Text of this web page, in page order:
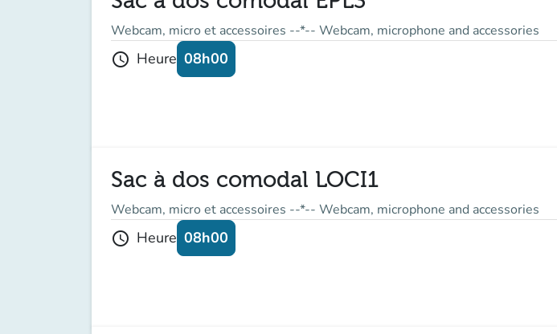
Webcam, micro et accessoires --*-- Webcam, microphone and accessories
schedule Heure 08h00
Sac à dos comodal LOCI1
Webcam, micro et accessoires --*-- Webcam, microphone and accessories
schedule Heure 08h00